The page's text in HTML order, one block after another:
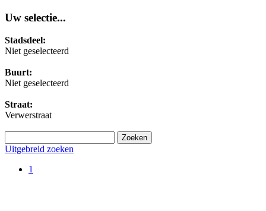
Uw selectie...
Stadsdeel:
Niet geselecteerd
Buurt:
Niet geselecteerd
Straat:
Verwerstraat
Uitgebreid zoeken
1